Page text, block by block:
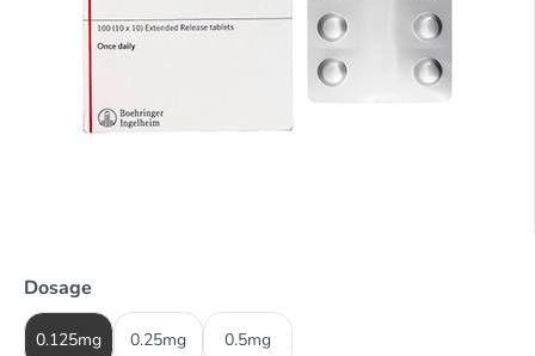
Dosage
0.125mg 0.25mg 0.5mg